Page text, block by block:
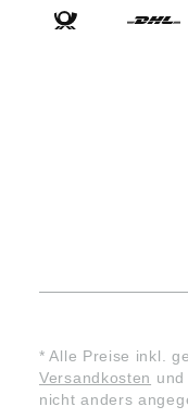
* Alle Preise inkl.
Versandkosten
nicht anders